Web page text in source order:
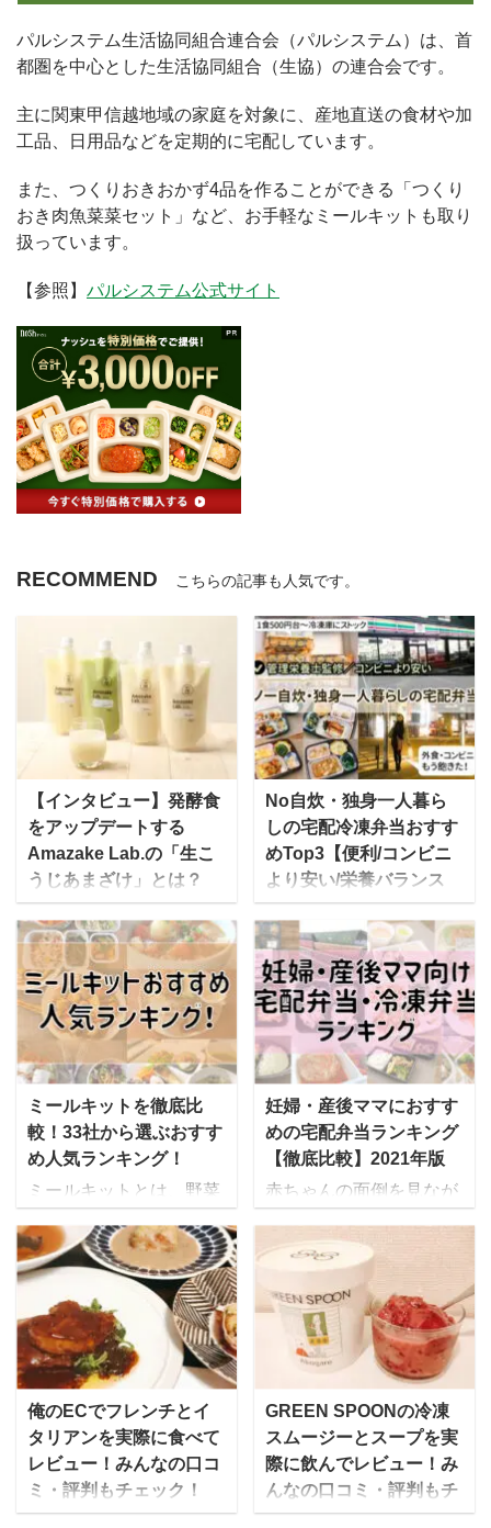
パルシステム生活協同組合連合会（パルシステム）は、首
都圏を中心とした生活協同組合（生協）の連合会です。
主に関東甲信越地域の家庭を対象に、産地直送の食材や加
工品、日用品などを定期的に宅配しています。
また、つくりおきおかず4品を作ることができる「つくり
おき肉魚菜菜セット」など、お手軽なミールキットも取り
扱っています。
【参照】 パルシステム公式サイト
RECOMMEND こちらの記事も人気です。
【インタビュー】発酵食
をアップデートする
Amazake Lab.の「生こ
うじあまざけ」とは？
いわれ、注目され始めて
いるあまざけを現代のス
タイルで提供する
Amazake Lab.代表の山
本茜さんにお話を伺いま
した。 Amazake Lab.と
は？ mealee 本日は取材
に応じていただき、あり
がとうございます。最初
Amazake Lab.代表の山
本茜です。現在共同創業
した3名のメンバーと共
に生・濃縮のこうじあま
ざけ専門ブランド
「Amazake Lab.」を展
開しています。 また、個
人では麹士として発酵食
品づくりのワークショッ
プや、発酵食 ...
No自炊・独身一人暮ら
しの宅配冷凍弁当おすす
めTop3【便利/コンビニ
より安い/栄養バランス
◎】
[toc] 独身一人暮らし。仕
事が終われば後は自分の
時間ですが・・・ 「あ～
あ、今日も帰りはこんな
時間」 「いつまでもこん
な食生活でいいのか
な・・・」 「健康診断の
数値も年々悪くなってい
ってるような・・・」
さっさとお風呂入ってネ
ット見て寝たい」 そんな
方には冷凍庫にストック
できる宅配弁当・宅食
（食事宅配）をおすすめ
します！ 独身一人暮らし
向け 宅配冷凍弁当選びの
ポイント 宅配便で届いて
冷凍庫にストックできる
電子レンジ解凍5～6分で
食べられる 開けやすいパ
ッ ...
ミールキットを徹底比
較！33社から選ぶおすす
め人気ランキング！
ミールキットとは、野菜
理に必要な食材やレシピ
が一揃えになった商品の
ことで、予め下ごしらえ
がされています。 買い物
に行く手間が省ける上に
自分で献立を考える必要
がないため、子育て中や
介護中、共働きの世帯か
ら人気を集めていますよ
ね。 今までは、肉じゃが
妊婦・産後ママにおすす
めの宅配弁当ランキング
【徹底比較】2021年版
赤ちゃんの面倒を見なが
大変、という産後ママに
おすすめなのが、美味し
くて栄養バランスの良い
お弁当を届けてくれる
「宅配弁当・食事宅配サ
ービス」です。 ご飯作り
たくない！食事作りが辛
い・・・という方は旦那
さん・子供の分もまとめ
て冷凍弁当にしてしまう
俺のECでフレンチとイ
タリアンを実際に食べて
レビュー！みんなの口コ
ミ・評判もチェック！
GREEN SPOONの冷凍
スムージーとスープを実
際に飲んでレビュー！み
んなの口コミ・評判もチ
ェック！